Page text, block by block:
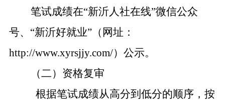
笔试成绩在“新沂人社在线”微信公众
号、“新沂好就业”（网址：
http://www.xyrsjjy.com/）公示。
（二）资格复审
根据笔试成绩从高分到低分的顺序，按